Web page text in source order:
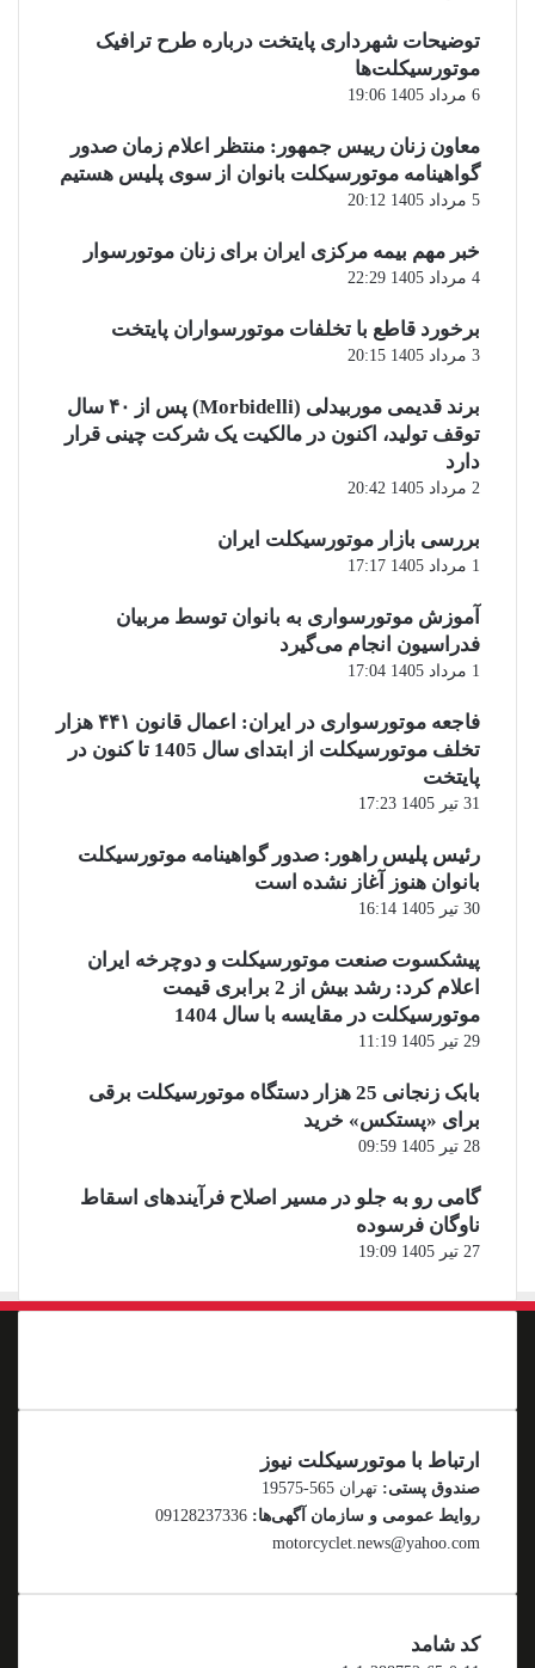
توضیحات شهرداری پایتخت درباره طرح ترافیک
موتورسیکلت‌ها
6 مرداد 1405 19:06
معاون زنان رییس جمهور: منتظر اعلام زمان صدور
گواهینامه موتورسیکلت بانوان از سوی پلیس هستیم
5 مرداد 1405 20:12
خبر مهم بیمه مرکزی ایران برای زنان موتورسوار
4 مرداد 1405 22:29
برخورد قاطع با تخلفات موتورسواران پایتخت
3 مرداد 1405 20:15
برند قدیمی موربیدلی (Morbidelli) پس از ۴۰ سال
توقف تولید، اکنون در مالکیت یک شرکت چینی قرار
دارد
2 مرداد 1405 20:42
بررسی بازار موتورسیکلت ایران
1 مرداد 1405 17:17
آموزش موتورسواری به بانوان توسط مربیان
فدراسیون انجام می‌گیرد
1 مرداد 1405 17:04
فاجعه موتورسواری در ایران: اعمال قانون ۴۴۱ هزار
تخلف موتورسیکلت از ابتدای سال 1405 تا کنون در
پایتخت
31 تیر 1405 17:23
رئیس پلیس راهور: صدور گواهینامه موتورسیکلت
بانوان هنوز آغاز نشده است
30 تیر 1405 16:14
پیشکسوت صنعت موتورسیکلت و دوچرخه ایران
اعلام کرد: رشد بیش از 2 برابری قیمت
موتورسیکلت در مقایسه با سال 1404
29 تیر 1405 11:19
بابک زنجانی 25 هزار دستگاه موتورسیکلت برقی
برای «پستکس» خرید
28 تیر 1405 09:59
گامی رو به جلو در مسیر اصلاح فرآیندهای اسقاط
ناوگان فرسوده
27 تیر 1405 19:09
ارتباط با موتورسیکلت نیوز
صندوق پستی: تهران 565-19575
روایط عمومی و سازمان آگهی‌ها:
motorcyclet.news@yahoo.com
کد شامد